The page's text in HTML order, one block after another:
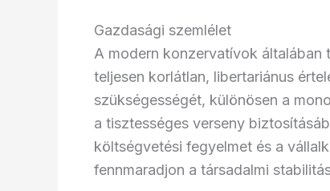
Gazdasági szemlélet
A modern konzervatívok általában
teljesen korlátlan, libertariánus
szükségességét, különösen a
a tisztességes verseny
költségvetési fegyelmet és a
fennmaradjon a társadalmi